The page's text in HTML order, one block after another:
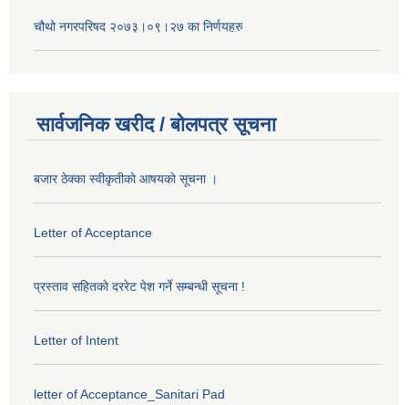
चौथो नगरपरिषद २०७३।०९।२७ का निर्णयहरु
सार्वजनिक खरीद / बोलपत्र सूचना
बजार ठेक्का स्वीकृतीकाे आषयकाे सूचना ।
Letter of Acceptance
प्रस्ताव सहितकाे दररेट पेश गर्ने सम्बन्धी सूचना !
Letter of Intent
letter of Acceptance_Sanitari Pad